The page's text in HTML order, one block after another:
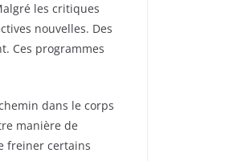
les critiques
nouvelles. Des
Ces programmes
dans le corps
manière de
freiner certains